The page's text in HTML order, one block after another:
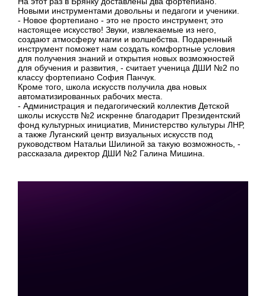
Новыми инструментами довольны и педагоги и ученики.
- Новое фортепиано - это не просто инструмент, это
настоящее искусство! Звуки, извлекаемые из него,
создают атмосферу магии и волшебства. Подаренный
инструмент поможет нам создать комфортные условия
для получения знаний и открытия новых возможностей
для обучения и развития, - считает ученица ДШИ №2 по
классу фортепиано София Панчук.
Кроме того, школа искусств получила два новых
автоматизированных рабочих места.
- Администрация и педагогический коллектив Детской
школы искусств №2 искренне благодарит Президентский
фонд культурных инициатив, Министерство культуры ЛНР,
а также Луганский центр визуальных искусств под
руководством Натальи Шилиной за такую возможность, -
рассказала директор ДШИ №2 Галина Мишина.